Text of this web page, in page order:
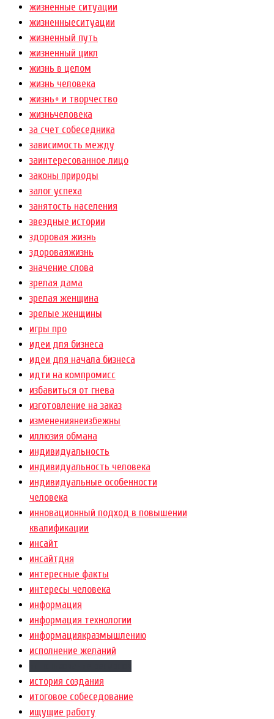
жизненные ситуации
жизненныеситуации
жизненный путь
жизненный цикл
жизнь в целом
жизнь человека
жизнь+ и творчество
жизньчеловека
за счет собеседника
зависимость между
заинтересованное лицо
законы природы
залог успеха
занятость населения
звездные истории
здоровая жизнь
здороваяжизнь
значение слова
зрелая дама
зрелая женщина
зрелые женщины
игры про
идеи для бизнеса
идеи для начала бизнеса
идти на компромисс
избавиться от гнева
изготовление на заказ
изменениянеизбежны
иллюзия обмана
индивидуальность
индивидуальность человека
индивидуальные особенности
человека
инновационный подход в повышении
квалификации
инсайт
инсайтдня
интересные факты
интересы человека
информация
информация технологии
информациякразмышлению
исполнение желаний
история создания
итоговое собеседование
ищущие работу